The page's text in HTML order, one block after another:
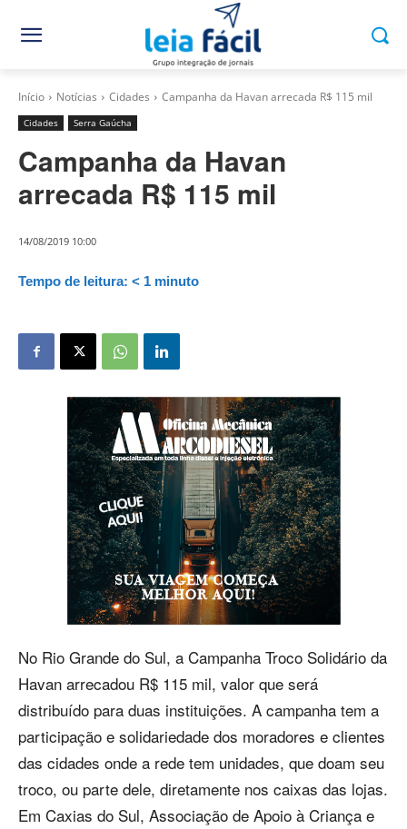
Início Notícias Cidades Campanha da Havan arrecada R$ 115 mil
Cidades Serra Gaúcha
Campanha da Havan
arrecada R$ 115 mil
14/08/2019 10:00
Tempo de leitura: < 1 minuto
No Rio Grande do Sul, a Campanha Troco Solidário da
Havan arrecadou R$ 115 mil, valor que será
distribuído para duas instituições. A campanha tem a
participação e solidariedade dos moradores e clientes
das cidades onde a rede tem unidades, que doam seu
troco, ou parte dele, diretamente nos caixas das lojas.
Em Caxias do Sul, Associação de Apoio à Criança e